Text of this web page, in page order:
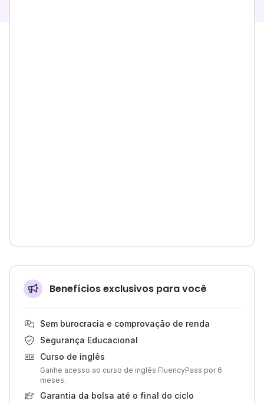
Benefícios exclusivos para você
Sem burocracia e comprovação de renda
Segurança Educacional
Curso de inglês
Ganhe acesso ao curso de inglês FluencyPass por 6
meses.
Garantia da bolsa até o final do ciclo